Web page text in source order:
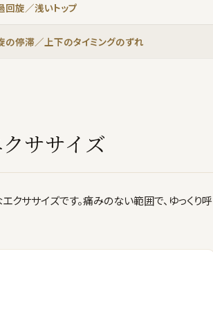
回旋／浅いトップ
の停滞／上下のタイミングのずれ
ササイズ
ササイズです。痛みのない範囲で、ゆっくり呼